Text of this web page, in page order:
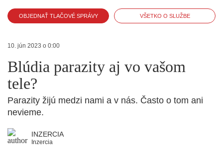
OBJEDNAŤ TLAČOVÉ SPRÁVY VŠETKO O SLUŽBE
10. jún 2023 o 0:00
Blúdia parazity aj vo vašom
tele?
Parazity žijú medzi nami a v nás. Často o tom ani
nevieme.
INZERCIA
Inzercia